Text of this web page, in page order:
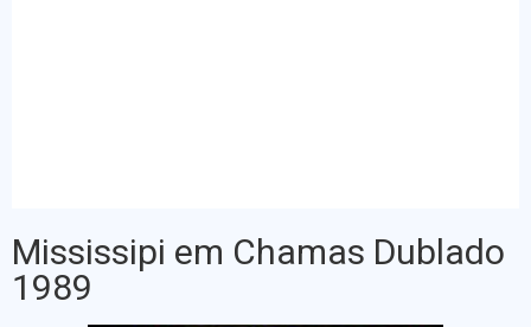
Mississipi em Chamas Dublado
1989